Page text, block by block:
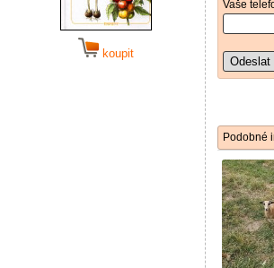
koupit
Vaše
Odeslat
Podobné